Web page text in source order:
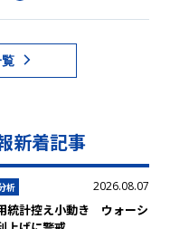
新着記事
析 2026.08.07
統計控え小動き ウォーシ